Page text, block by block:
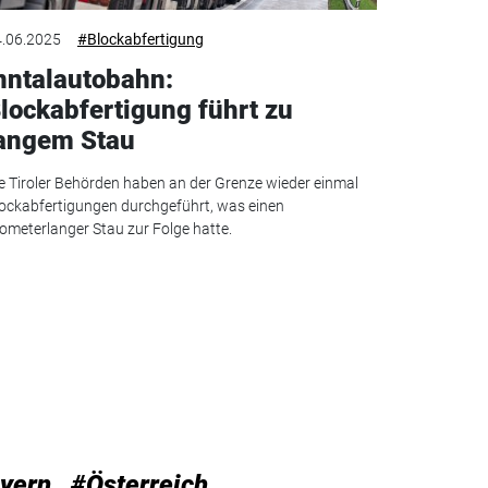
#Blockabfertigung
führt zu
Stau
Tiroler Behörden haben an der Grenze wieder einmal
durchgeführt, was einen
Stau zur Folge hatte.